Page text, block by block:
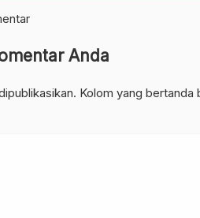
Anda
Kolom yang